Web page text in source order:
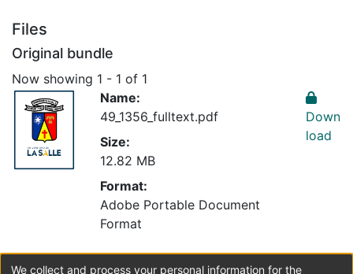
Files
Original bundle
Now showing 1 - 1 of 1
Name:
49_1356_fulltext.pdf
Size:
12.82 MB
Format:
Adobe Portable Document
Format
Down
load
We collect and process your personal information for the